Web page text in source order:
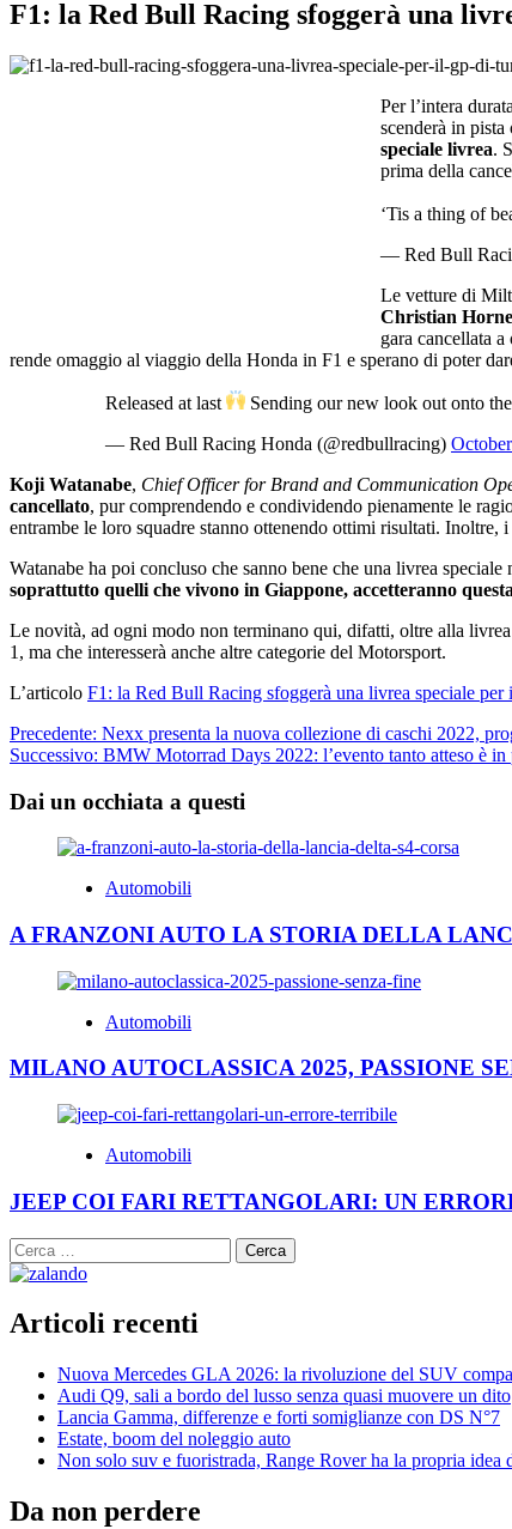
F1: la Red Bull Racing sfoggerà una
Per l’intera
scenderà in
speciale livrea.
prima della
‘Tis a thing of
— Red Bull
Le vetture di
Christian
gara cancellata
rende omaggio al viaggio della Honda in F1 e sperano di poter
Released at last Sending our new look out onto
— Red Bull Racing Honda (@redbullracing)
Koji Watanabe, Chief Officer for Brand and Communication
cancellato, pur comprendendo e condividendo pienamente le
entrambe le loro squadre stanno ottenendo ottimi risultati. Inoltre,
Watanabe ha poi concluso che sanno bene che una livrea
soprattutto quelli che vivono in Giappone, accetteranno
Le novità, ad ogni modo non terminano qui, difatti, oltre alla
1, ma che interesserà anche altre categorie del Motorsport.
L’articolo F1: la Red Bull Racing sfoggerà una livrea speciale per
Navigazione
articolo
Precedente: Nexx presenta la nuova collezione di caschi 2022,
Successivo: BMW Motorrad Days 2022: l’evento tanto atteso è
Dai un occhiata a questi
Automobili
A FRANZONI AUTO LA STORIA DELLA
Automobili
MILANO AUTOCLASSICA 2025, PASSIONE
Automobili
JEEP COI FARI RETTANGOLARI: UN
Ricerca
per:
Articoli recenti
Nuova Mercedes GLA 2026: la rivoluzione del SUV
Audi Q9, sali a bordo del lusso senza quasi muovere un dito
Lancia Gamma, differenze e forti somiglianze con DS N°7
Estate, boom del noleggio auto
Non solo suv e fuoristrada, Range Rover ha la propria idea
Da non perdere